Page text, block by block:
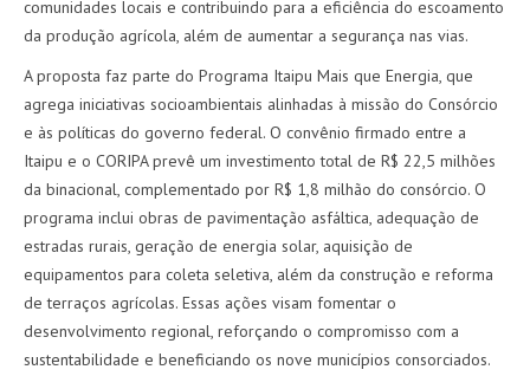
comunidades locais e contribuindo para a eficiência do escoamento
da produção agrícola, além de aumentar a segurança nas vias.
A proposta faz parte do Programa Itaipu Mais que Energia, que
agrega iniciativas socioambientais alinhadas à missão do Consórcio
e às políticas do governo federal. O convênio firmado entre a
Itaipu e o CORIPA prevê um investimento total de R$ 22,5 milhões
da binacional, complementado por R$ 1,8 milhão do consórcio. O
programa inclui obras de pavimentação asfáltica, adequação de
estradas rurais, geração de energia solar, aquisição de
equipamentos para coleta seletiva, além da construção e reforma
de terraços agrícolas. Essas ações visam fomentar o
desenvolvimento regional, reforçando o compromisso com a
sustentabilidade e beneficiando os nove municípios consorciados.